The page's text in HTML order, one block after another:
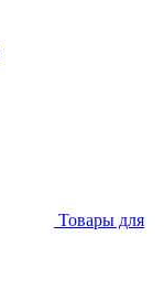
Товары для